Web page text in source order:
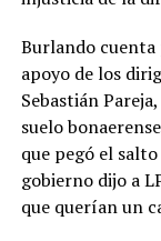
Burlando
apoyo de los
Sebastián
suelo
que pegó el
gobierno dijo a
que querían un